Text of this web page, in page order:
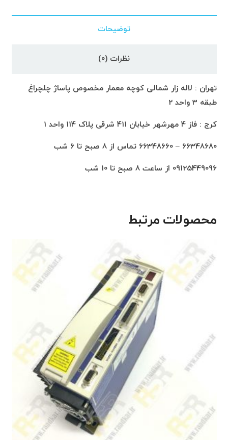
توضیحات
نظرات (0)
تهران : لاله زار شمالی کوچه معمار مخصوص پاساژ چلچراغ
طبقه 3 واحد 2
کرج : فاز 4 مهرشهر خیابان 411 شرقی پلاک 114 واحد 1
66348680 – 66348660 تماس از 8 صبح تا 6 شب
09125449096 از ساعت 8 صبح تا 10 شب
محصولات مرتبط